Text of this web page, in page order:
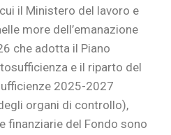
il Ministero del lavoro e
more dell’emanazione
che adotta il Piano
e il riparto del
2025-2027
organi di controllo),
finanziarie del Fondo sono